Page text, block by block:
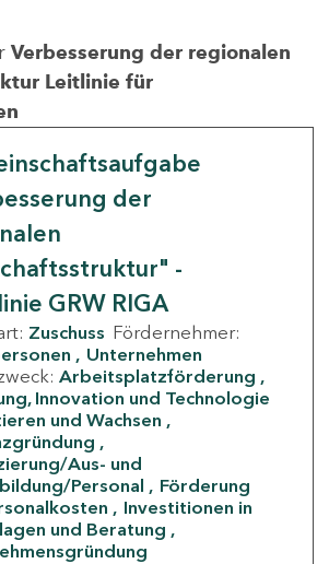
Verbesserung der regionalen
Leitlinie für
der
-
GRW RIGA
Zuschuss Fördernehmer:
Unternehmen
Arbeitsplatzförderung
Innovation und Technologie
und Wachsen
Aus- und
Personal
Förderung
Investitionen in
und Beratung